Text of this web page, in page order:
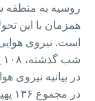
روسیه به منطقه
همزمان با این
است. نیروی
شب گذشته، ۱۰۸ پهپاد روسی را «خنثی» کرده است.
در بیانیه نیروی